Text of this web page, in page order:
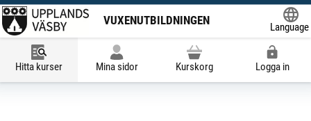
VUXENUTBILDNINGEN
Language
Hitta kurser Mina sidor Kurskorg Logga in